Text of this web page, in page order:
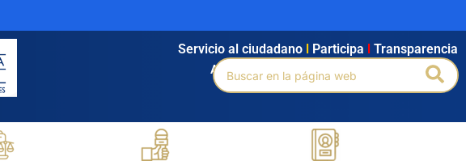
Agendamiento Intranet Búsqueda avanzada
Servicio al ciudadano Participa Transparencia
Buscar
por: